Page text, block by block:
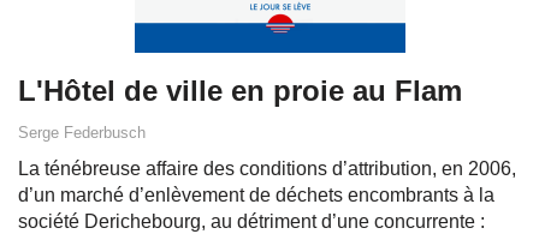
L'Hôtel de ville en proie au Flam
Serge Federbusch
La ténébreuse affaire des conditions d’attribution, en 2006,
d’un marché d’enlèvement de déchets encombrants à la
société Derichebourg, au détriment d’une concurrente :